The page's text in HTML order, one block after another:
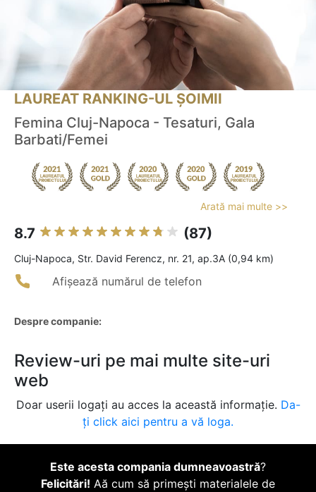
LAUREAT RANKING-UL ȘOIMII
Femina Cluj-Napoca - Tesaturi, Gala
Barbati/Femei
Arată mai multe >>
8.7 (87)
Cluj-Napoca, Str. David Ferencz, nr. 21, ap.3A (0,94 km)
Afișează numărul de telefon
Despre companie:
Review-uri pe mai multe site-uri
web
Doar userii logați au acces la această informație. Da-
ți click aici pentru a vă loga.
Este acesta compania dumneavoastră?
Felicitări! Aă cum să primești materialele de